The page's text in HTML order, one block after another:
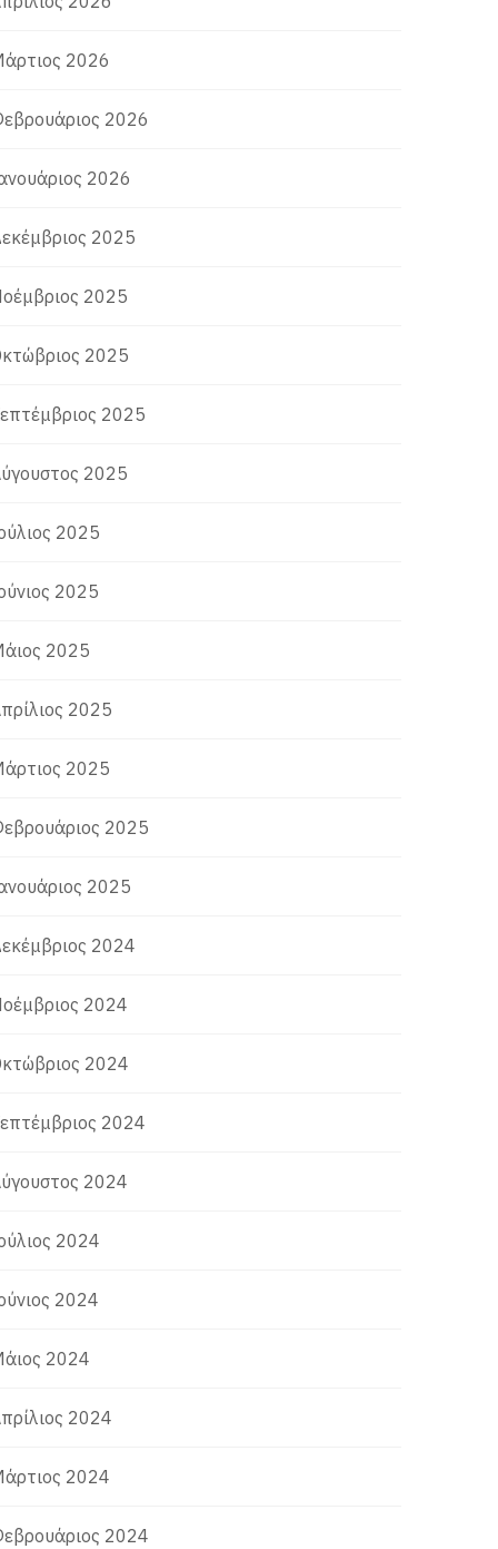
2026
2026
2026
2025
2025
2025
2025
2025
2025
2025
2025
2025
2025
2025
2025
2024
2024
2024
2024
2024
2024
2024
2024
2024
2024
2024